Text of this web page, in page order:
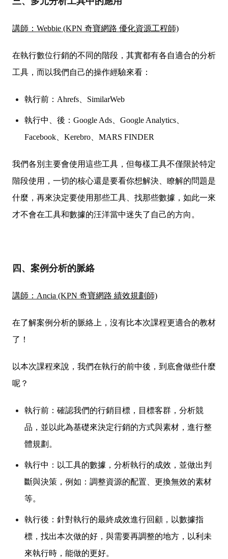
講師：Webbie (KPN 奇寶網路 優化資源工程師)
在執行數位行銷的不同的階段，其實都有各自適合的分析
工具，而以我們自己的操作經驗來看：
執行前：Ahrefs、SimilarWeb
執行中、後：Google Ads、Google Analytics、
Facebook、Kerebro、MARS FINDER
我們各別主要會使用這些工具，但每樣工具不僅限於特定
階段使用，一切的核心還是要看你想解決、瞭解的問題是
什麼，再來決定要使用那些工具、找那些數據，如此一來
才不會在工具和數據的汪洋當中迷失了自己的方向。
四、案例分析的脈絡
講師：Ancia (KPN 奇寶網路 績效規劃師)
在了解案例分析的脈絡上，沒有比本次課程更適合的教材
了！
以本次課程來說，我們在執行的前中後，到底會做些什麼
呢？
執行前：確認我們的行銷目標，目標客群，分析競
品，並以此為基礎來決定行銷的方式與素材，進行整
體規劃。
執行中：以工具的數據，分析執行的成效，並做出判
斷與決策，例如：調整資源的配置、更換無效的素材
等。
執行後：針對執行的最終成效進行回顧，以數據指
標，找出本次做的好，與需要再調整的地方，以利未
來執行時，能做的更好。